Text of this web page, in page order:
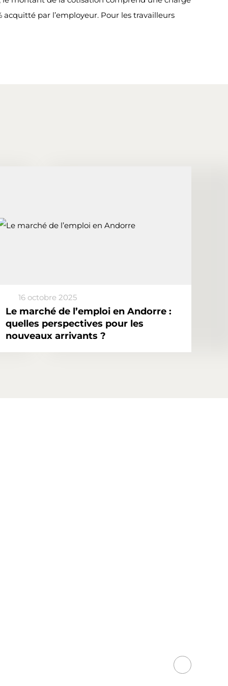
par l’employeur. Pour les travailleurs
16 octobre 2025
Le marché de l’emploi en Andorre :
quelles perspectives pour les
nouveaux arrivants ?